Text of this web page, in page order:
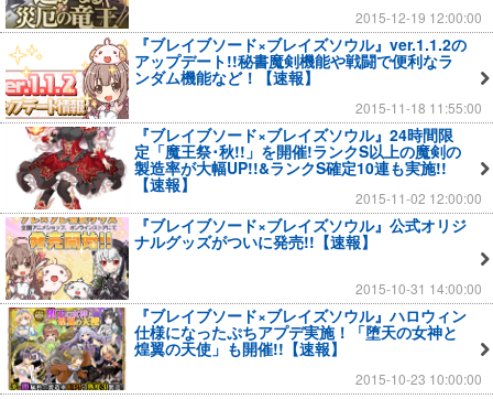
2015-12-19 12:00:00
『ブレイブソード×ブレイズソウル』ver.1.1.2の
アップデート!!秘書魔剣機能や戦闘で便利なラ
ンダム機能など！【速報】
2015-11-18 11:55:00
『ブレイブソード×ブレイズソウル』24時間限
定「魔王祭･秋!!」を開催!ランクS以上の魔剣の
製造率が大幅UP!!&ランクS確定10連も実施!!
【速報】
2015-11-02 12:00:00
『ブレイブソード×ブレイズソウル』公式オリジ
ナルグッズがついに発売!!【速報】
2015-10-31 14:00:00
『ブレイブソード×ブレイズソウル』ハロウィン
仕様になったぷちアプデ実施！「堕天の女神と
煌翼の天使」も開催!!【速報】
2015-10-23 10:00:00